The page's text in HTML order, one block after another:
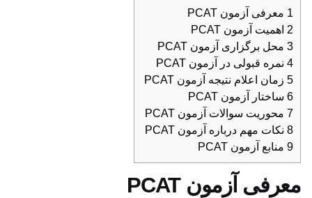
1 معرفی آزمون PCAT
2 اهمیت آزمون PCAT
3 محل برگزاری آزمون PCAT
4 نمره قبولی در آزمون PCAT
5 زمان اعلام نتیجه آزمون PCAT
6 ساختار آزمون PCAT
7 محوریت سوالات آزمون PCAT
8 نکات مهم درباره آزمون PCAT
9 منابع آزمون PCAT
معرفی آزمون PCAT